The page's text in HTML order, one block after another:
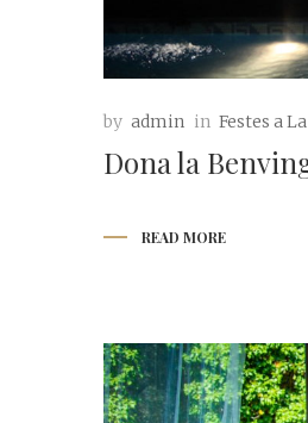
by admin in Festes a
Dona la
READ MORE